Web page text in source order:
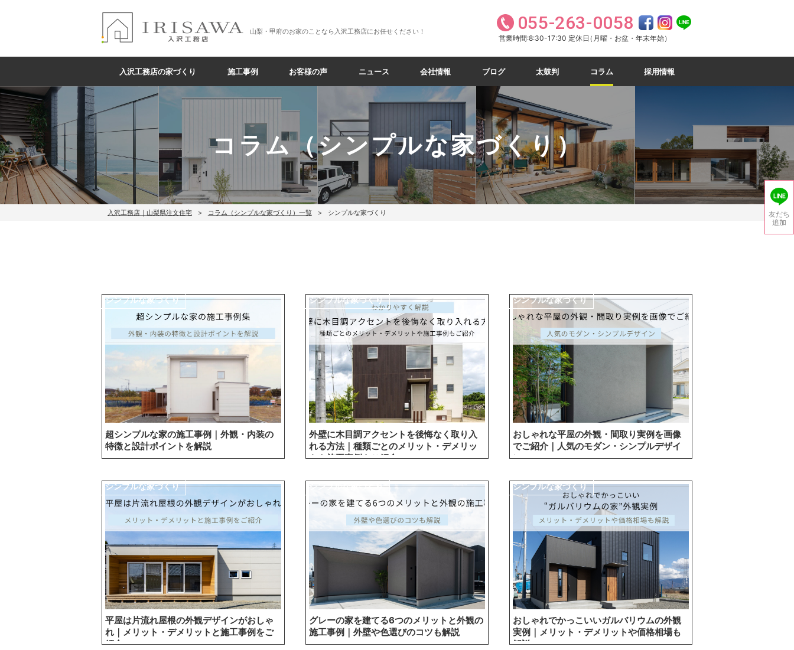
山梨・甲府のお家のことなら入沢工務店にお任せください！ 055-263-0058
営業時間:8:30-17:30 定休日（月曜・お盆・年末年始）
入沢工務店の家づくり 施工事例 お客様の声 ニュース 会社情報 ブログ 太鼓判 コラム 採用情報
コラム（シンプルな家づくり）
入沢工務店｜山梨県注文住宅 コラム（シンプルな家づくり）一覧 シンプルな家づくり
超シンプルな家の施工事例｜外観・内装の
特徴と設計ポイントを解説
シンプルな家づくり
外壁に木目調アクセントを後悔なく取り入
れる方法｜種類ごとのメリット・デメリッ
トや施工事例もご紹介
シンプルな家づくり
おしゃれな平屋の外観・間取り実例を画像
でご紹介｜人気のモダン・シンプルデザイ
ン
シンプルな家づくり
平屋は片流れ屋根の外観デザインがおしゃ
れ｜メリット・デメリットと施工事例をご
紹介
シンプルな家づくり
グレーの家を建てる6つのメリットと外観の
施工事例｜外壁や色選びのコツも解説
シンプルな家づくり
おしゃれでかっこいいガルバリウムの外観
実例｜メリット・デメリットや価格相場も
解説
シンプルな家づくり
友だち
追加